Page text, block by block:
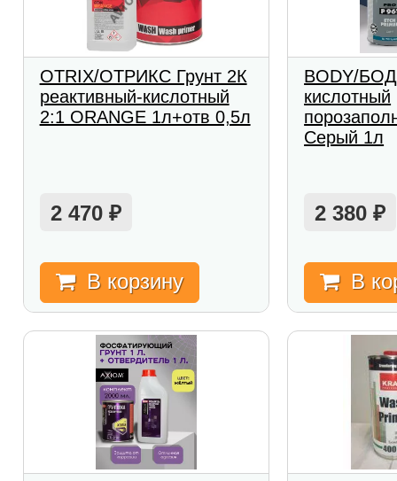
OTRIX/ОТРИКС Грунт 2К
реактивный-кислотный
2:1 ORANGE 1л+отв 0,5л
2 470 ₽
В корзину
BODY/
кислотный
Серый 1л
2 380₽
В